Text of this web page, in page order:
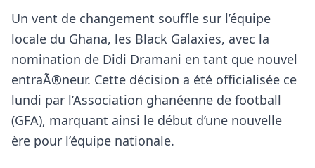
Un vent de changement souffle sur l’équipe
locale du Ghana, les Black Galaxies, avec la
nomination de Didi Dramani en tant que nouvel
entraÃ®neur. Cette décision a été officialisée ce
lundi par l’Association ghanéenne de football
(GFA), marquant ainsi le début d’une nouvelle
ère pour l’équipe nationale.